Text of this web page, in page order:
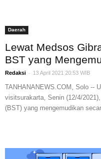
Daerah
Lewat Medsos
BST yang
Redaksi - 13 April 2021 20:53 WIB
TANHANANEWS.COM, Solo --
visitsurakarta, Senin (12/4/
(BST) yang mengemudikan